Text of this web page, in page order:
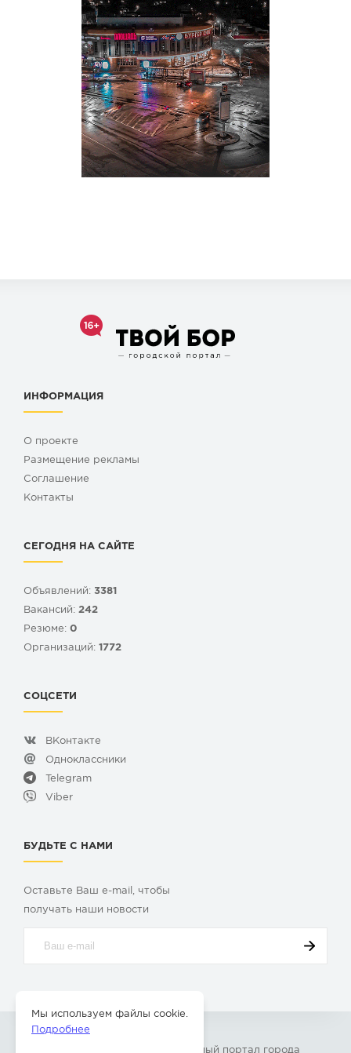
ИНФОРМАЦИЯ
О проекте
Размещение рекламы
Cоглашение
Контакты
СЕГОДНЯ НА САЙТЕ
Объявлений: 3381
Вакансий: 242
Резюме: 0
Организаций: 1772
СОЦСЕТИ
ВКонтакте
Одноклассники
Telegram
Viber
БУДЬТЕ С НАМИ
Оставьте Ваш e-mail, чтобы
получать наши новости
» – Главный портал города
Мы используем файлы cookie.
Подробнее